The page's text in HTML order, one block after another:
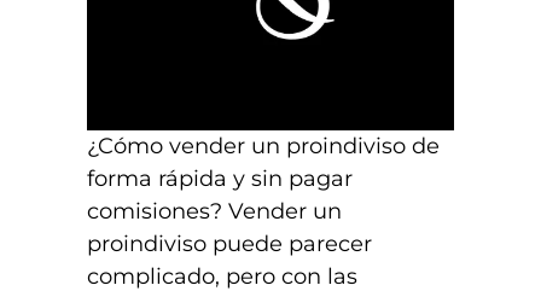
¿Cómo vender un proindiviso de
forma rápida y sin pagar
comisiones? Vender un
proindiviso puede parecer
complicado, pero con las